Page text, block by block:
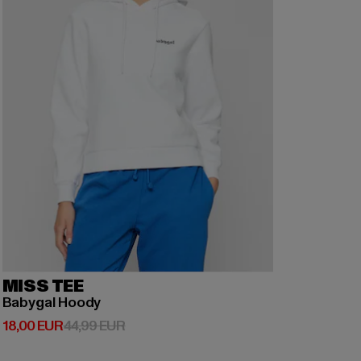
MISS TEE
Babygal Hoody
18,00 EUR
Derzeitiger Preis: 18,00 EUR
44,99 EURAktionspreis: 44,99 EUR